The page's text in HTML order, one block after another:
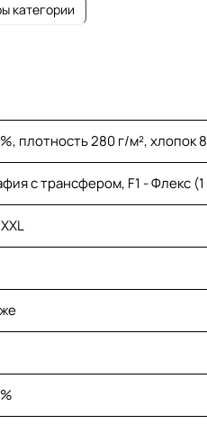
категории
плотность 280 г/м², хлопок
с трансфером, F1 - Флекс